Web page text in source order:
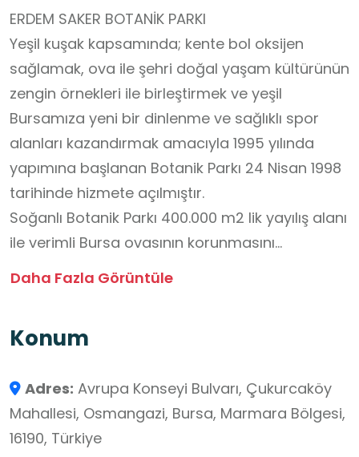
ERDEM SAKER BOTANİK PARKI
Yeşil kuşak kapsamında; kente bol oksijen
sağlamak, ova ile şehri doğal yaşam kültürünün
zengin örnekleri ile birleştirmek ve yeşil
Bursamıza yeni bir dinlenme ve sağlıklı spor
alanları kazandırmak amacıyla 1995 yılında
yapımına başlanan Botanik Parkı 24 Nisan 1998
tarihinde hizmete açılmıştır.
Soğanlı Botanik Parkı 400.000 m2 lik yayılış alanı
ile verimli Bursa ovasının korunmasını
sağlayacak sınırı oluşturmasının yanı sıra
türde 100.000 çalı, 20 türde 50.000 yer örtücü,
Parkta bitki bahçeleri ile ilgili alanlar, Japon
bahçesi, İngiliz bahçesi, Fransız bahçesi, gül
bahçesi, açelya-orman gülü bahçesi, kokulu
Daha Fazla Görüntüle
Konum
Adres: Avrupa Konseyi Bulvarı, Çukurcaköy
Mahallesi, Osmangazi, Bursa, Marmara Bölgesi,
16190, Türkiye